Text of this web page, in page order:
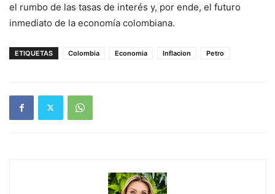
el rumbo de las tasas de interés y, por ende, el futuro
inmediato de la economía colombiana.
ETIQUETAS Colombia Economia Inflacion Petro